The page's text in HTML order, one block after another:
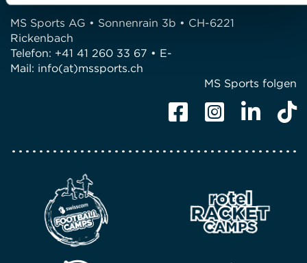
MS Sports AG • Sonnenrain 3b • CH-6221
Rickenbach
Telefon: +41 41 260 33 67 • E-
Mail: info(at)mssports.ch
MS Sports folgen